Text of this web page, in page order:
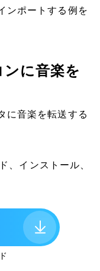
ンポートする例を
に音楽を
に音楽を転送する
、インストール、